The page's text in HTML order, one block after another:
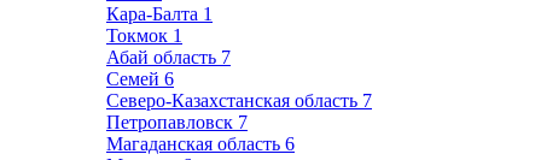
Кара-Балта 1
Токмок 1
Абай область 7
Семей 6
Северо-Казахстанская область 7
Петропавловск 7
Магаданская область 6